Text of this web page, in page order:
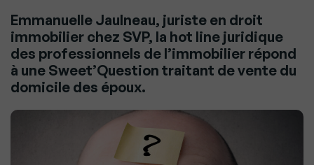
Emmanuelle Jaulneau, juriste en droit
immobilier chez SVP, la hot line juridique
des professionnels de l’immobilier répond
à une Sweet’Question traitant de vente du
domicile des époux.